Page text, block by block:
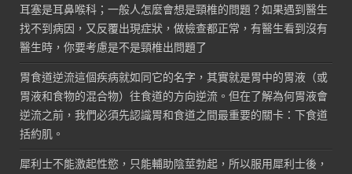
耳塞是耳鼻喉科；一般人怎麼會想是頸椎的問題？如果遇到醫生
找不到病因，又反覆出現症狀，做檢查都正常，有醫生看到沒有
醫生時，你要考慮是不是頸椎出問題了
胃食道逆流這個疾病就如同它的名字，其實就是胃中的胃液（或
胃液和食物的混合物）往食道的方向逆流。但在了解為何胃液會
逆流之前，我們必須先認識胃和食道之間最重要的關卡：下食道
括約肌。
犀利士不能激起性慾，只能輔助陰莖勃起，所以服用犀利士後，